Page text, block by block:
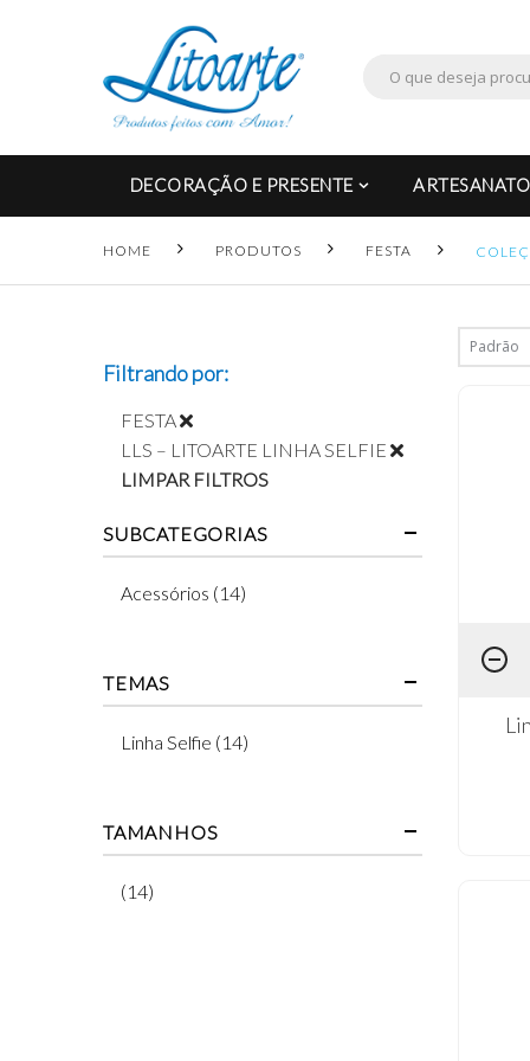
DECORAÇÃO E PRESENTE ARTESANATO
HOME PRODUTOS FESTA
Filtrando por:
FESTA
LLS – LITOARTE LINHA SELFIE
LIMPAR FILTROS
SUBCATEGORIAS
Acessórios (14)
TEMAS
Linha Selfie (14)
TAMANHOS
(14)